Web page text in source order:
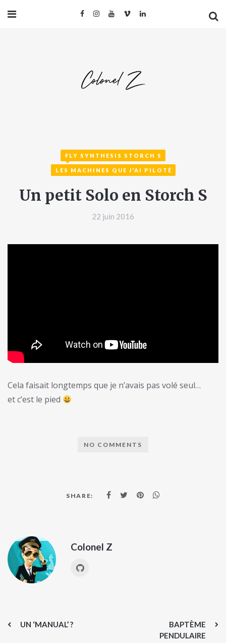
FLY SYNTHESIS STORCH S
LES MACHINES QUE J'AI PILOTÉ
Un petit Solo en Storch S
22 juin 2016
Cela faisait longtemps que je n’avais pas volé seul…
et c’est le pied
NO COMMENTS
SHARE:
Colonel Z
UN ‘MANUAL’ ?
BAPTÈME
PENDULAIRE